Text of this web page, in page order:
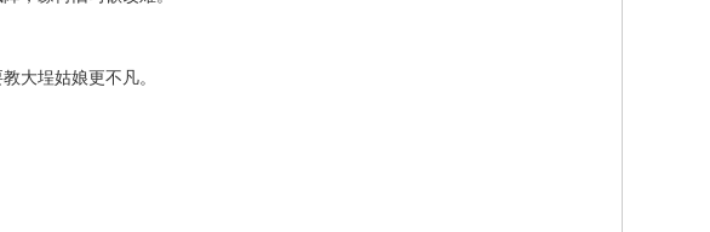
大埕姑娘更不凡。